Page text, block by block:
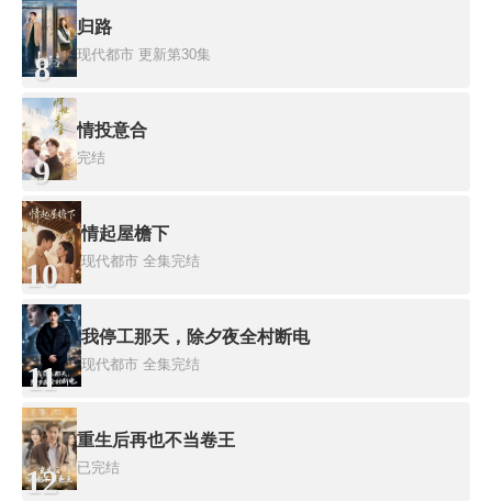
8
归路
现代都市 更新第30集
9
情投意合
完结
10
情起屋檐下
现代都市 全集完结
11
我停工那天，除夕夜全村断电
现代都市 全集完结
12
重生后再也不当卷王
已完结